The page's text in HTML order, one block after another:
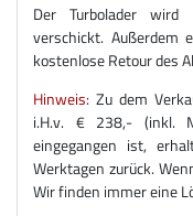
Der Turbolader wird
verschickt. Außerdem
kostenlose Retour des
Hinweis: Zu dem
i.H.v. € 238,- (inkl.
eingegangen ist,
Werktagen zurück.
Wir finden immer eine